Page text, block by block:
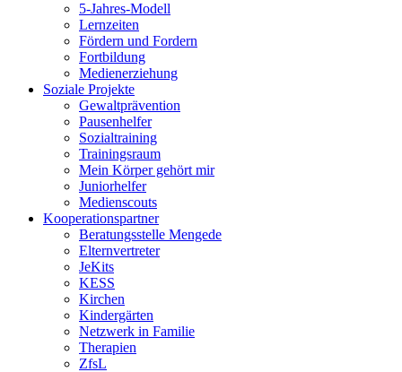
5-Jahres-Modell
Lernzeiten
Fördern und Fordern
Fortbildung
Medienerziehung
Soziale Projekte
Gewaltprävention
Pausenhelfer
Sozialtraining
Trainingsraum
Mein Körper gehört mir
Juniorhelfer
Medienscouts
Kooperationspartner
Beratungsstelle Mengede
Elternvertreter
JeKits
KESS
Kirchen
Kindergärten
Netzwerk in Familie
Therapien
ZfsL